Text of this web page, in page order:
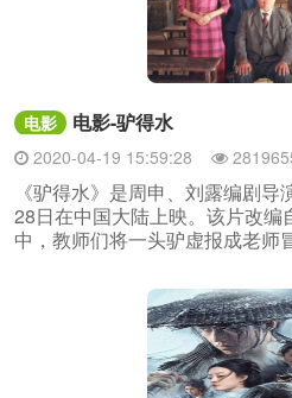
电影 电影-驴得水
2020-04-19 15:59:28
《驴得水》是周申、刘露编剧
28日在中国大陆上映。该片改
中，教师们将一头驴虚报成老师